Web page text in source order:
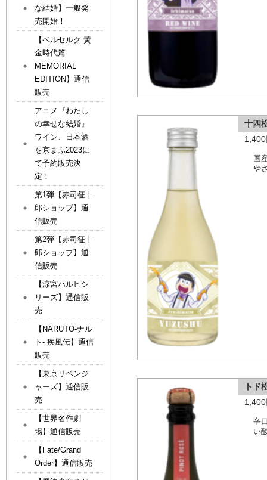
十四
国
や
トド
辛
い
な結婚】一般発
売開始！
【ベルセルク 黄
金時代篇
MEMORIAL
EDITION】通信
販売
アニメ『わたし
の幸せな結婚』
ワイン、日本酒
を京まふ2023に
て予約販売決
定！
第1弾【赤司征十
郎ショップ】通
信販売
第2弾【赤司征十
郎ショップ】通
信販売
【涼宮ハルヒシ
リーズ】通信販
売
【NARUTO-ナル
ト- 疾風伝】通信
販売
【東京リベンジ
ャーズ】通信販
売
【世界名作劇
場】通信販売
【Fate/Grand
Order】通信販売